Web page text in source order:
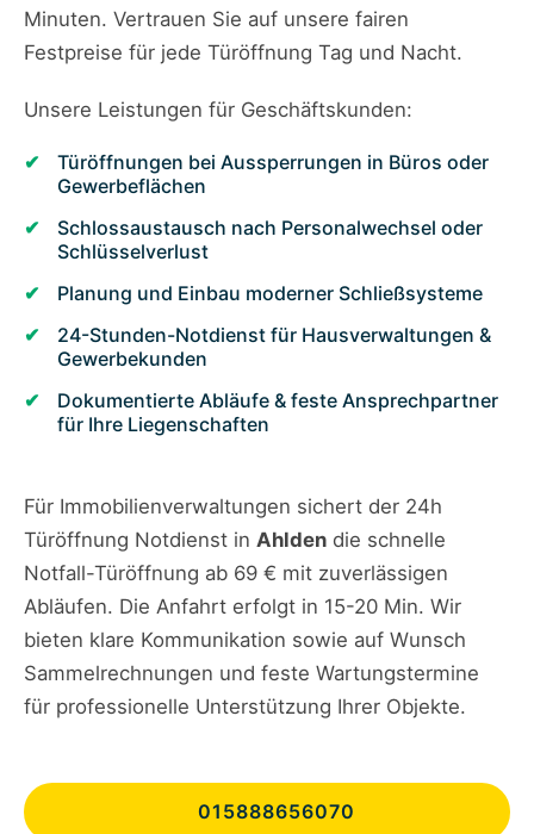
Minuten. Vertrauen Sie auf unsere fairen
Festpreise für jede Türöffnung Tag und Nacht.
Unsere Leistungen für Geschäftskunden:
Türöffnungen bei Aussperrungen in Büros oder
Gewerbeflächen
Schlossaustausch nach Personalwechsel oder
Schlüsselverlust
Planung und Einbau moderner Schließsysteme
24-Stunden-Notdienst für Hausverwaltungen &
Gewerbekunden
Dokumentierte Abläufe & feste Ansprechpartner
für Ihre Liegenschaften
Für Immobilienverwaltungen sichert der 24h
Türöffnung Notdienst in Ahlden die schnelle
Notfall-Türöffnung ab 69 € mit zuverlässigen
Abläufen. Die Anfahrt erfolgt in 15-20 Min. Wir
bieten klare Kommunikation sowie auf Wunsch
Sammelrechnungen und feste Wartungstermine
für professionelle Unterstützung Ihrer Objekte.
015888656070